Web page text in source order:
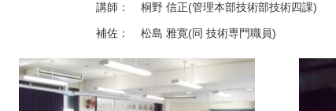
講師： 桐野 信正(管理本部技術部技術四課)
補佐： 松島 雅寛(同 技術専門職員)